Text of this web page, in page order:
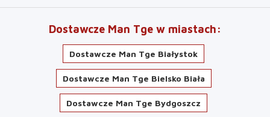
Dostawcze Man Tge w miastach
Dostawcze Man Tge Białystok
Dostawcze Man Tge Bielsko Biała
Dostawcze Man Tge Bydgoszcz